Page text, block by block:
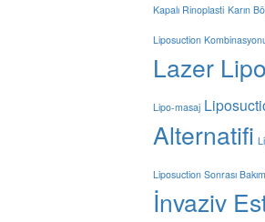
Kapalı Rinoplasti Karın
Liposuction
Lazer
Lipo-masaj
Alternatifi
Liposuction Sonrası Bakım
İnvaziv